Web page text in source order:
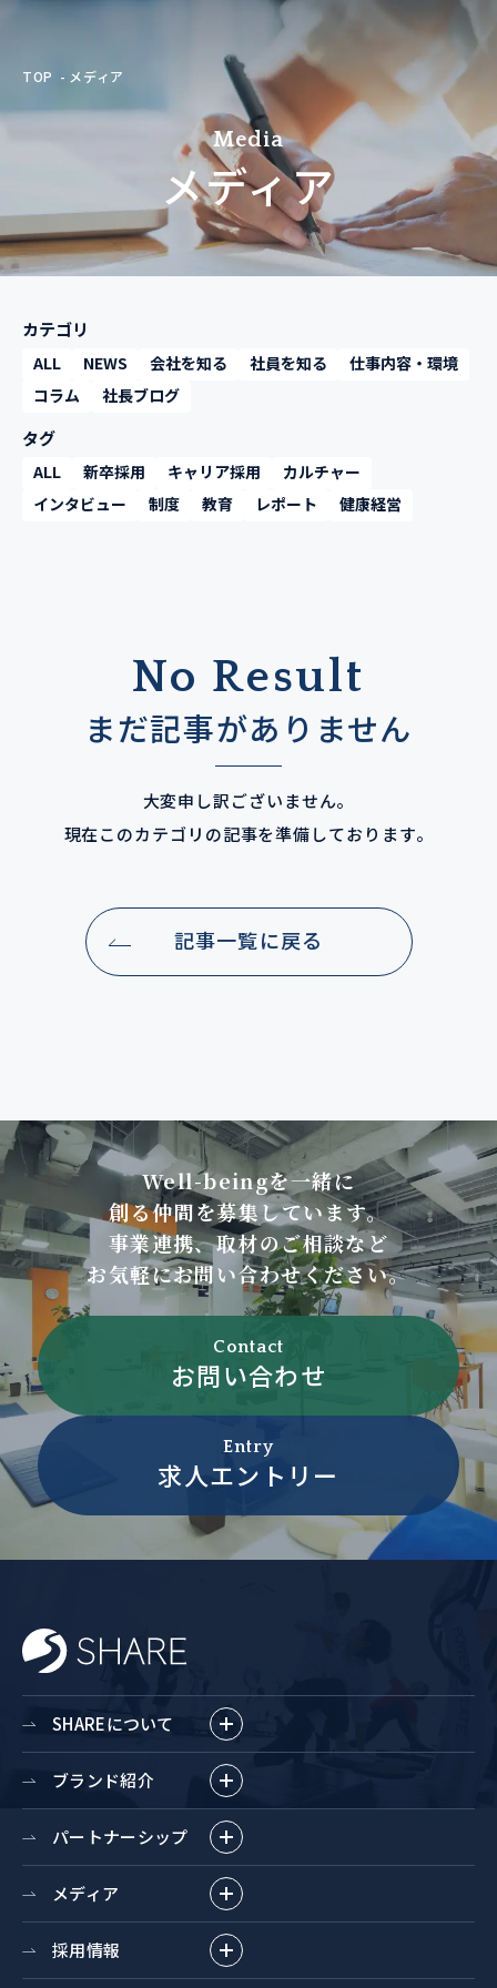
TOP メディア
Media
メディア
カテゴリ
ALL NEWS 会社を知る 社員を知る
仕事内容・環境
コラム
社長ブログ
タグ
ALL 新卒採用 キャリア採用
カルチャー
インタビュー
制度 教育 レポート 健康経営
No Result
まだ記事がありません
大変申し訳ございません。
現在このカテゴリの記事を準備しております。
記事一覧に戻る
Well-beingを一緒に
創る仲間を募集しています。
事業連携、取材のご相談など
お気軽にお問い合わせください。
Contact
お問い合わせ
Entry
求人エントリー
SHAREについて
ブランド紹介
パートナーシップ
メディア
採用情報